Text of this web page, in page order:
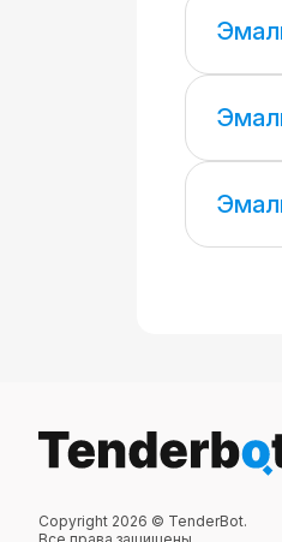
Copyright 2026 © TenderBot.